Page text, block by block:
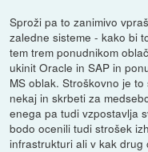
Sproži pa to zanimivo
zaledne sisteme - kako bi
tem trem ponudnikom
ukinit Oracle in SAP in
MS oblak. Stroškovno je
nekaj in skrbeti za
enega pa tudi vzpostavlja
bodo ocenili tudi strošek
infrastrukturi ali v kak drug